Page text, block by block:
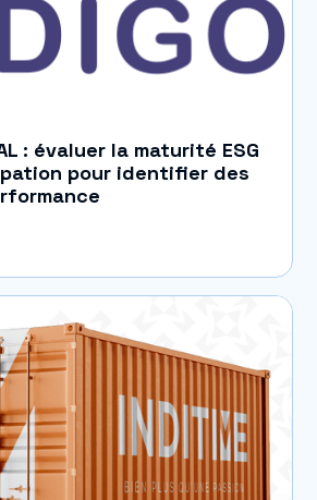
: évaluer la maturité ESG
pour identifier des